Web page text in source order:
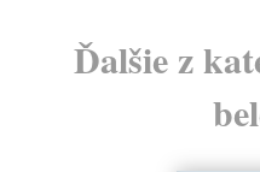
Ďalšie z